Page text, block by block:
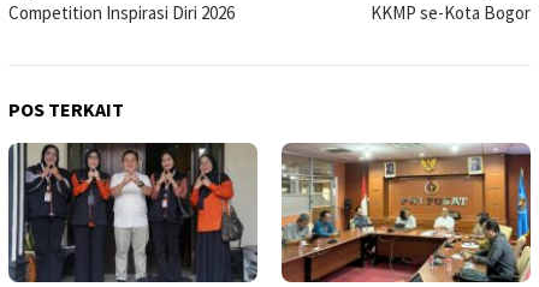
Competition Inspirasi Diri 2026
KKMP se-Kota Bogor
POS TERKAIT